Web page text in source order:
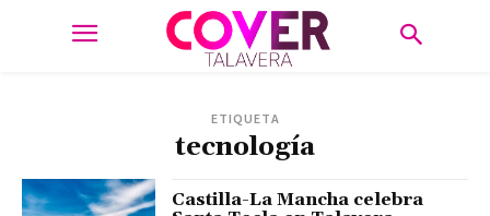
ETIQUETA
tecnología
Castilla-La Mancha celebra